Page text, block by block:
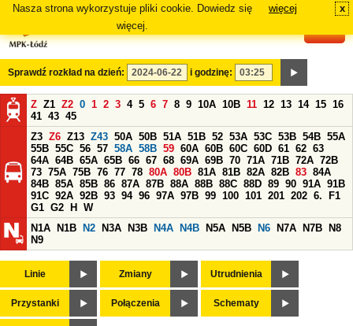
Nasza strona wykorzystuje pliki cookie. Dowiedz się
więcej.
więcej x
Sprawdź rozkład na dzień: i godzinę:
Z Z1 Z2 0 1 2 3 4 5 6 7 8 9 10A 10B 11 12 13 14 15 16
41 43 45
Z3 Z6 Z13 Z43 50A 50B 51A 51B 52 53A 53C 53B 54B 55A
55B 55C 56 57 58A 58B 59 60A 60B 60C 60D 61 62 63
64A 64B 65A 65B 66 67 68 69A 69B 70 71A 71B 72A 72B
73 75A 75B 76 77 78 80A 80B 81A 81B 82A 82B 83 84A
84B 85A 85B 86 87A 87B 88A 88B 88C 88D 89 90 91A 91B
91C 92A 92B 93 94 96 97A 97B 99 100 101 201 202 6.
F1
G1 G2 H
W
N1A
N1B N2 N3A N3B N4A N4B N5A N5B N6 N7A N7B
N8
N9
Linie Zmiany Utrudnienia
Przystanki Połączenia Schematy